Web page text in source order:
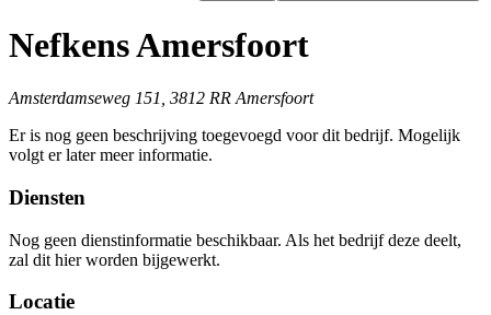
Nefkens Amersfoort
Amsterdamseweg 151, 3812 RR Amersfoort
Er is nog geen beschrijving toegevoegd voor dit bedrijf. Mogelijk
volgt er later meer informatie.
Diensten
Nog geen dienstinformatie beschikbaar. Als het bedrijf deze deelt,
zal dit hier worden bijgewerkt.
Locatie